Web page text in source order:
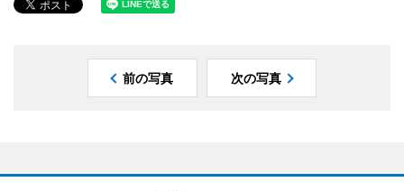
前の写真 次の写真